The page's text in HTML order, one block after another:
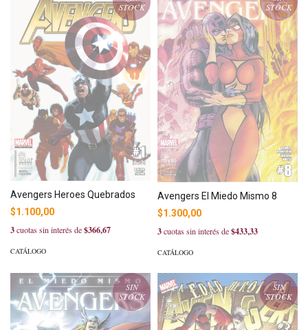
STOCK
Avengers Heroes Quebrados
$1.100,00
3cuotas sin interés de$366,67
CATÁLOGO
STOCK
Avengers El Miedo Mismo 8
$1.300,00
3cuotas sin interés de$433,33
CATÁLOGO
SIN
STOCK
SIN
STOCK